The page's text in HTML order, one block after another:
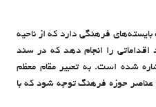
فرهنگی دارد که از ناحیه
را انجام دهد که در سند
شده است. به تعبیر مقام معظم
عناصر حوزه فرهنگ توجه شود که با